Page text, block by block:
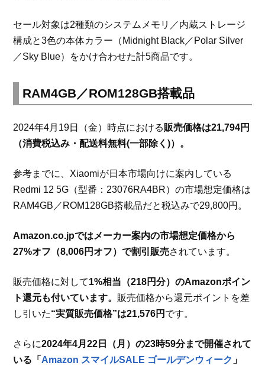
セール対象は2種類のシステムメモリ／内蔵ストレージ
構成と3色の本体カラー（Midnight Black／Polar Silver
／Sky Blue）をかけ合わせた計5商品です。
RAM4GB／ROM128GB搭載品
2024年4月19日（金）時点における販売価格は21,794円
（消費税込み・配送料無料(一部除く)）。
参考までに、Xiaomiが日本市場向けに案内している
Redmi 12 5G（型番：23076RA4BR）の市場想定価格は
RAM4GB／ROM128GB搭載品だと税込みで29,800円。
Amazon.co.jpではメーカー案内の市場想定価格から
27%オフ（8,006円オフ）で割引販売されています。
販売価格に対して1%相当（218円分）のAmazonポイン
ト還元も付いています。 販売価格から還元ポイントを差
し引いた“実質販売価格”は21,576円 です。
さらに2024年4月22日（月）の23時59分まで開催されて
いる「 Amazon スマイルSALE ゴールデンウィーク 」